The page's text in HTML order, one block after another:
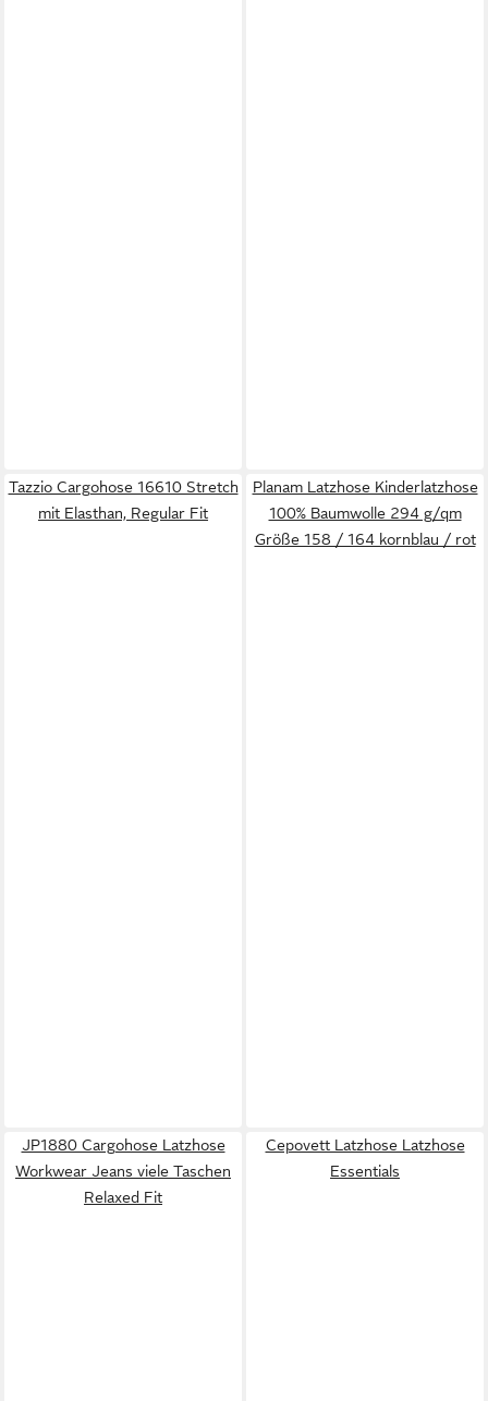
Tazzio Cargohose 16610 Stretch
mit Elasthan, Regular Fit
Planam Latzhose Kinderlatzhose
100% Baumwolle 294 g/qm
Größe 158 / 164 kornblau / rot
JP1880 Cargohose Latzhose
Workwear Jeans viele Taschen
Relaxed Fit
Cepovett Latzhose Latzhose
Essentials